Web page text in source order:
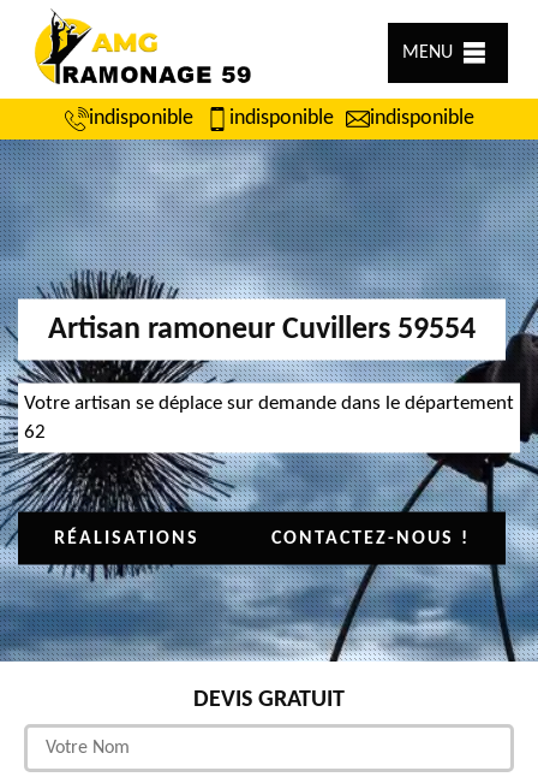
MENU
indisponible indisponible indisponible
Artisan ramoneur Cuvillers 59554
Votre artisan se déplace sur demande dans le département
62
RÉALISATIONS CONTACTEZ-NOUS !
DEVIS GRATUIT